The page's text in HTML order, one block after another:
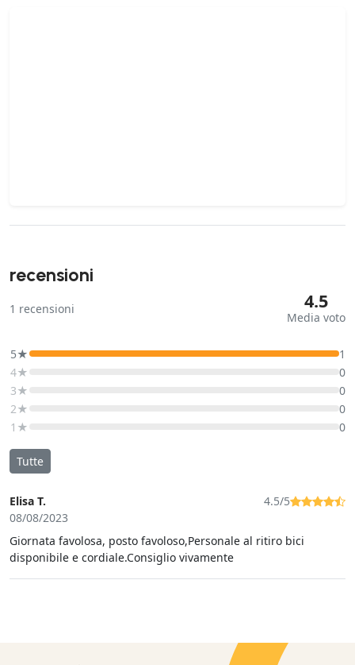
recensioni
1 recensioni 4.5
Media voto
5★
1
4★
0
3★
0
2★
0
1★
0
Tutte
Elisa T.
08/08/2023
4.5/5
Giornata favolosa, posto favoloso,Personale al ritiro bici
disponibile e cordiale.Consiglio vivamente